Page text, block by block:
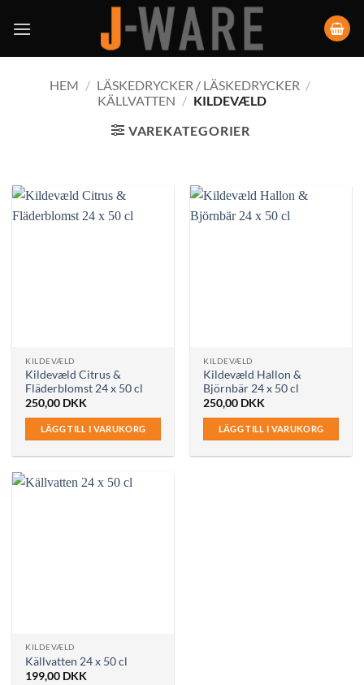
HEM / LÄSKEDRYCKER / LÄSKEDRYCKER /
KÄLLVATTEN / KILDEVÆLD
VAREKATEGORIER
KILDEVÆLD
Kildevæld Citrus &
Fläderblomst 24 x 50 cl
250,00 DKK
LÄGG TILL I VARUKORG
KILDEVÆLD
Kildevæld Hallon &
Björnbär 24 x 50 cl
250,00 DKK
LÄGG TILL I VARUKORG
KILDEVÆLD
Källvatten 24 x 50 cl
199,00 DKK